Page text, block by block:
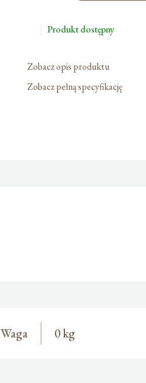
Rodzi
Produkt dostępny
Zobacz opis produktu
Zobacz pełną specyfikację
Waga 0 kg